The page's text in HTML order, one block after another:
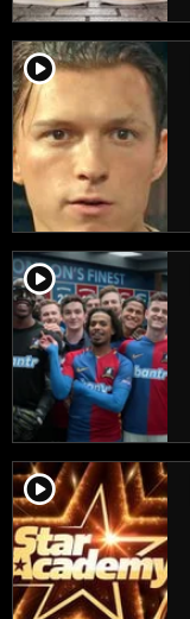
player2
player2
player2